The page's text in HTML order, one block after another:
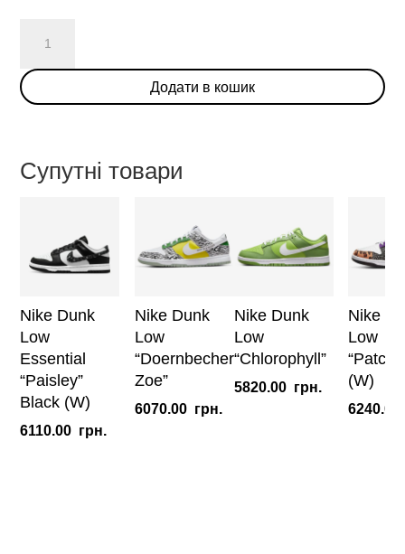
Dunk
Low
"Vast
Додати в кошик
Супутні товари
Nike Dunk
Low
Essential
“Paisley”
Black (W)
6110.00 грн.
Nike Dunk
Low
“Doernbecher
Zoe”
6070.00 грн.
Nike Dunk
Low
“Chlorophyll”
5820.00 грн.
Nike
Low
(W)
6240.00